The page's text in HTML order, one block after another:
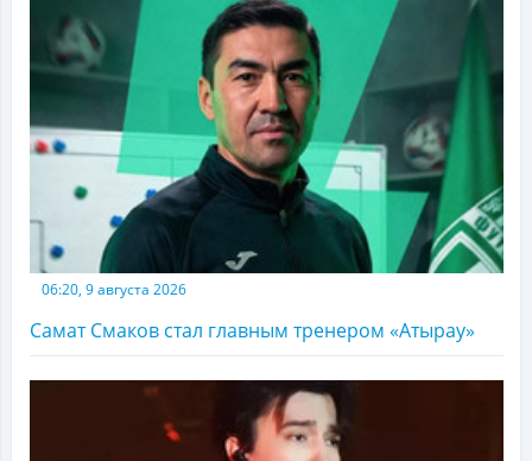
06:20, 9 августа 2026
Самат Смаков стал главным тренером «Атырау»